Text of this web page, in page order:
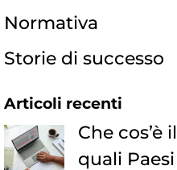
Normativa
Storie di successo
Articoli recenti
Che cos’è
quali